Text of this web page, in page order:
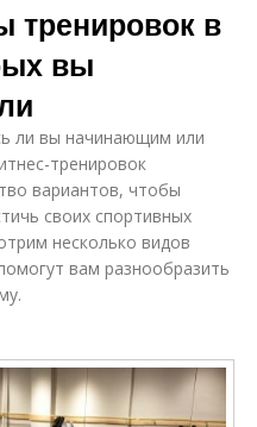
тренировок в
вы
ли вы начинающим или
тренировок
вариантов, чтобы
своих спортивных
несколько видов
вам разнообразить